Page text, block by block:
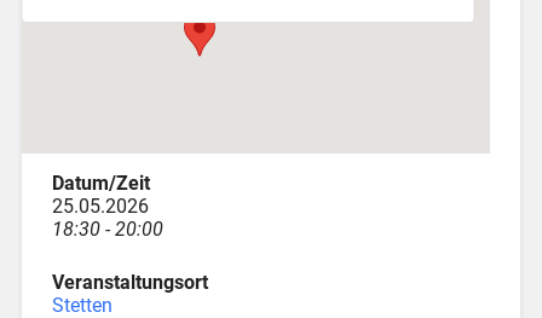
Datum/Zeit
25.05.2026
18:30 - 20:00
Veranstaltungsort
Stetten